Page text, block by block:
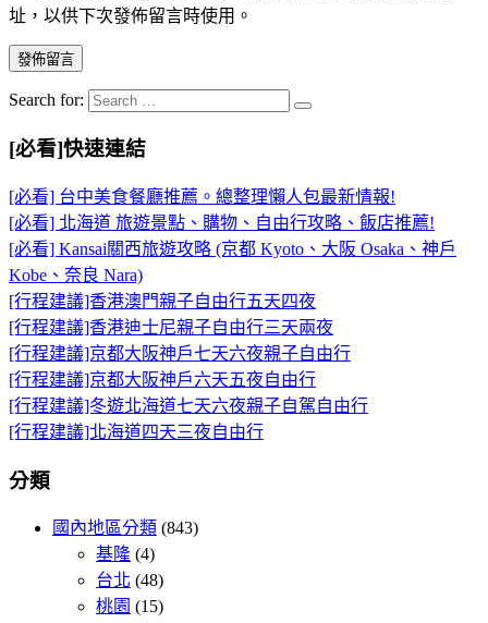
址，以供下次發佈留言時使用。
Search for:
[必看]快速連結
[必看] 台中美食餐廳推薦。總整理懶人包最新情報!
[必看] 北海道 旅遊景點、購物、自由行攻略、飯店推薦!
[必看] Kansai關西旅遊攻略 (京都 Kyoto、大阪 Osaka、神戶
Kobe、奈良 Nara)
[行程建議]香港澳門親子自由行五天四夜
[行程建議]香港迪士尼親子自由行三天兩夜
[行程建議]京都大阪神戶七天六夜親子自由行
[行程建議]京都大阪神戶六天五夜自由行
[行程建議]冬遊北海道七天六夜親子自駕自由行
[行程建議]北海道四天三夜自由行
分類
國內地區分類 (843)
基隆 (4)
台北 (48)
桃園 (15)